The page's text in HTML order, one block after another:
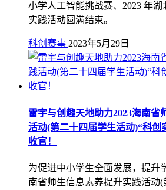
小学人工智能挑战赛、2023 年
实践活动圆满结束。
科创赛事 2023年5月29日
雷宇与创趣天地助力2023海南省
活动(第二十四届学生活动)“科创
收官！
为促进中小学生全面发展，提升
南省师生信息素养提升实践活动